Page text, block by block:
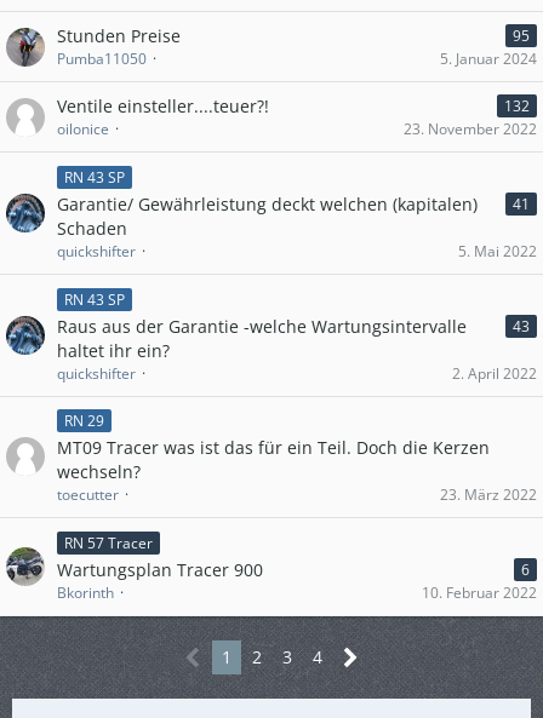
Stunden Preise
95
Pumba11050
5. Januar 2024
Ventile einsteller....teuer?!
132
oilonice
23. November 2022
RN 43 SP
Garantie/ Gewährleistung deckt welchen (kapitalen)
Schaden
41
quickshifter 5. Mai 2022
RN 43 SP
Raus aus der Garantie -welche Wartungsintervalle
haltet ihr ein?
43
quickshifter 2. April 2022
RN 29
MT09 Tracer was ist das für ein Teil. Doch die Kerzen
wechseln?
toecutter 23. März 2022
RN 57 Tracer
Wartungsplan Tracer 900
6
Bkorinth
10. Februar 2022
1 2 3 4